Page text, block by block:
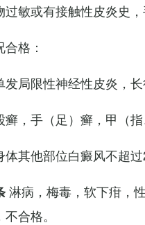
过敏或有接触性皮炎史
格：
发局限性神经性皮炎，
癣，手（足）癣，甲（
体其他部位白癜风不超
淋病，梅毒，软下疳，
合格。